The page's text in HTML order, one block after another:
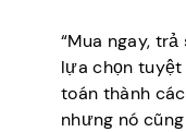
“Mua ngay, trả
lựa chọn
toán thành
nhưng nó